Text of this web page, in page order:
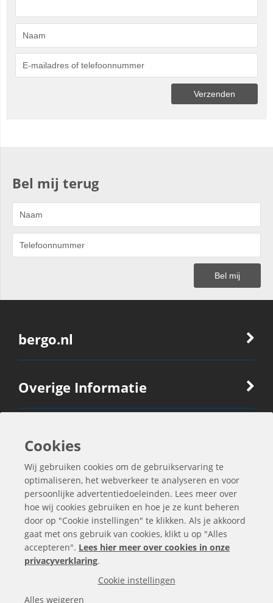
Bel mij terug
bergo.nl
Overige Informatie
Ook Interessant
Contactgegevens
Cookies
Wij gebruiken cookies om de gebruikservaring te
optimaliseren, het webverkeer te analyseren en voor
persoonlijke advertentiedoeleinden. Lees meer over
hoe wij cookies gebruiken en hoe je ze kunt beheren
door op "Cookie instellingen" te klikken. Als je akkoord
gaat met ons gebruik van cookies, klikt u op "Alles
accepteren". Lees hier meer over cookies in onze
privacyverklaring.
Cookie instellingen
Alles weigeren